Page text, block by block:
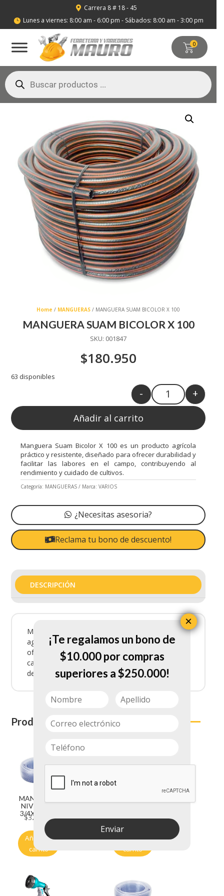
 Carrera 8 # 18 - 45
 Lunes a viernes: 8:00 am - 6:00 pm - Sábados: 8:00 am - 3:00 pm
0
Búsqueda
de
productos
Home / MANGUERAS / MANGUERA SUAM BICOLOR X 100
MANGUERA SUAM BICOLOR X 100
SKU: 001847
$180.950
63 disponibles
Quantity
- +
Añadir al carrito
Manguera Suam Bicolor X 100 es un producto agrícola
práctico y resistente, diseñado para ofrecer durabilidad y
facilitar las labores en el campo, contribuyendo al
rendimiento y cuidado de cultivos.
Categoría: MANGUERAS Marca:VARIOS
¿Necesitas asesoria?
Reclama tu bono de descuento!
DESCRIPCIÓN
Manguera Suam Bicolor X 100 es un producto
agrícola práctico y resistente, diseñado para
ofrecer durabilidad y facilitar las labores en el
campo, contribuyendo al rendimiento y cuidado
de cultivos.
Productos relacionados
MANGUERA
NIVEL C 40
3/4X100MT
$321.650
Añadir al
carrito
100MT C 20
$78.800
Añadir al
carrito
¡Te regalamos un bono de
$10.000 por compras
superiores a $250.000!
Enviar
×